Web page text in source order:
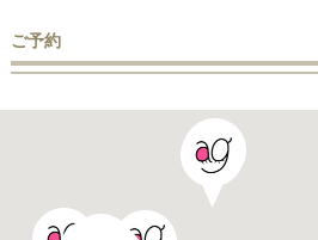
ご予約